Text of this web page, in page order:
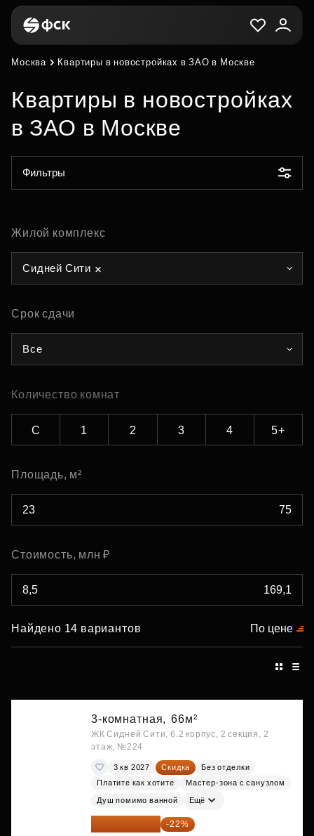
Москва Квартиры в новостройках в ЗАО в Москве
Квартиры в новостройках
в ЗАО в Москве
Фильтры
Жилой комплекс
Сидней Сити
Срок сдачи
Все
Количество комнат
С 1 2 3 4 5+
Площадь, м²
Стоимость, млн ₽
Найдено 14 вариантов По цене
3-комнатная, 66м²
ЖК Сидней Сити, 6.2 корпус, 2 секция, 2
этаж, №224
3 кв 2027 Скидка
Без отделки
Платите как хотите
Мастер-зона с санузлом
Душ помимо ванной Ещё
38 913 732 ₽ -22%